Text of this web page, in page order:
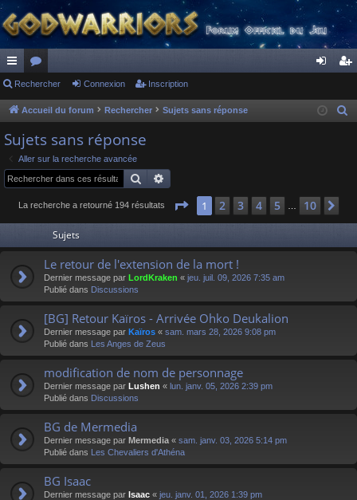
ac
co
ur
ci
s
or
u
s
ne cri
Rechercher Connexion Inscription
Accueil du forum Rechercher Sujets sans réponse
e
Sujets sans réponse
Aller sur la recherche avancée
Rechercher
La recherche a retourné 194 résultats Page 1sur 10
1 2 3 4 5 10
Sujets
Le retour de l'extension de la mort !
Dernier message par LordKraken « jeu. juil. 09, 2026 7:35 am
Publié dans Discussions
[BG] Retour Kaïros - Arrivée Ohko Deukalion
Dernier message par Kaïros « sam. mars 28, 2026 9:08 pm
Publié dans Les Anges de Zeus
modification de nom de personnage
Dernier message par Lushen « lun. janv. 05, 2026 2:39 pm
Publié dans Discussions
BG de Mermedia
Dernier message par Mermedia « sam. janv. 03, 2026 5:14 pm
Publié dans Les Chevaliers d'Athéna
BG Isaac
Dernier message par Isaac « jeu. janv. 01, 2026 1:39 pm